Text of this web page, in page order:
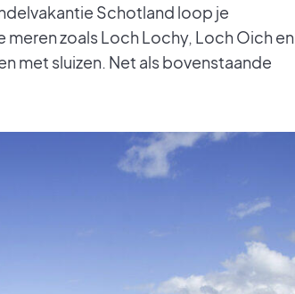
Schotland loop je
zoals Loch Lochy, Loch Oich en
met sluizen. Net als bovenstaande